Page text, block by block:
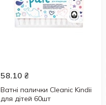
58.10 ₴
Ватні палички Cleanic Kindii
для дітей 60шт